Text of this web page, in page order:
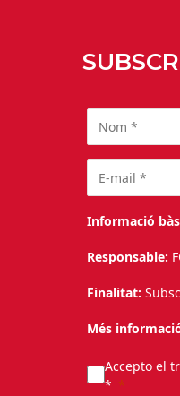
Informació
Responsable:
Finalitat:
Més
Accepto el
*